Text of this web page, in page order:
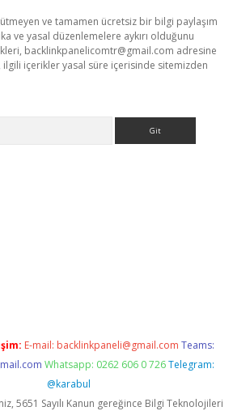
ve tamamen ücretsiz bir bilgi paylaşım
ve yasal düzenlemelere aykırı olduğunu
backlinkpanelicomtr@gmail.com adresine
içerikler yasal süre içerisinde sitemizden
E-mail: backlinkpaneli@gmail.com Teams:
Whatsapp: 0262 606 0 726 Telegram:
@karabul
5651 Sayılı Kanun gereğince Bilgi Teknolojileri